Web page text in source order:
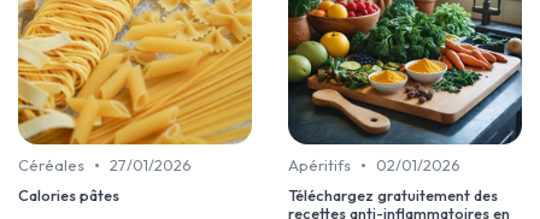
Céréales • 27/01/2026
Calories pâtes
Apéritifs •
02/01/2026
Téléchargez gratuitement des
recettes anti-inflammatoires en